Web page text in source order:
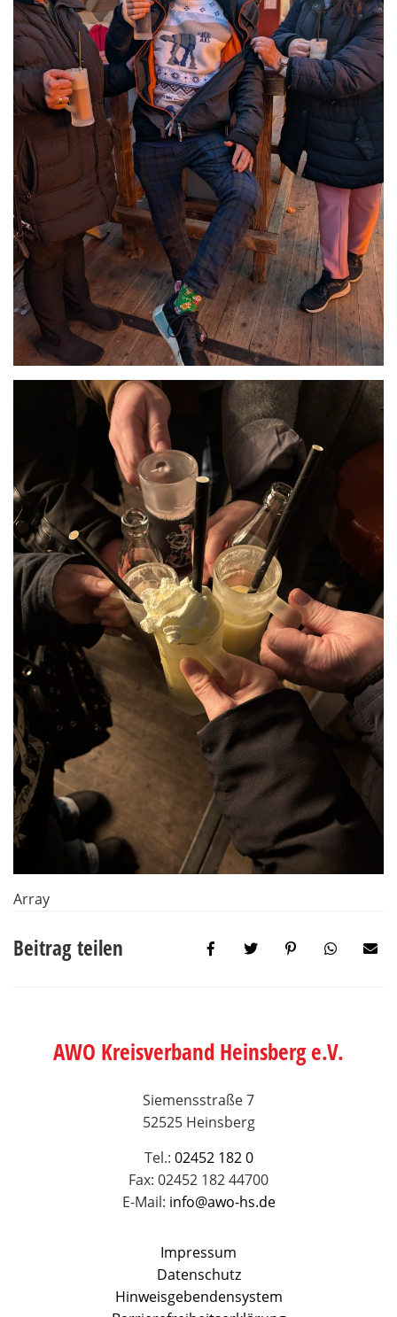
Array
Beitrag teilen
AWO Kreisverband Heinsberg e.V.
Siemensstraße 7
52525 Heinsberg
Tel.: 02452 182 0
Fax: 02452 182 44700
E-Mail: info@awo-hs.de
Impressum
Datenschutz
Hinweisgebendensystem